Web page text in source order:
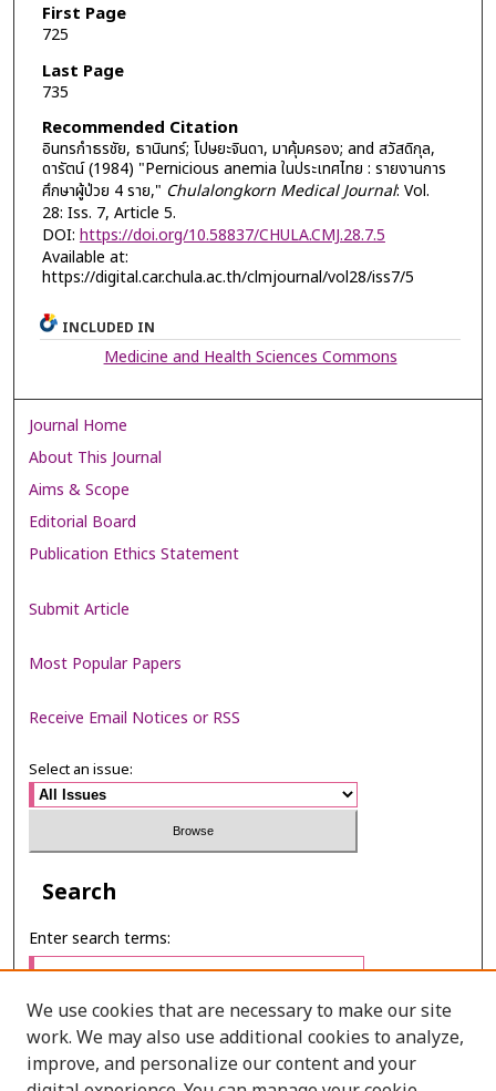
First Page
725
Last Page
735
Recommended Citation
อินทรกำธรชัย, ธานินทร์; โปษยะจินดา, มาคุ้มครอง; and สวัสดิกุล,
ดารัตน์ (1984) "Pernicious anemia ในประเทศไทย : รายงานการ
ศึกษาผู้ป่วย 4 ราย," Chulalongkorn Medical Journal: Vol.
28: Iss. 7, Article 5.
DOI: https://doi.org/10.58837/CHULA.CMJ.28.7.5
Available at:
https://digital.car.chula.ac.th/clmjournal/vol28/iss7/5
INCLUDED IN
Medicine and Health Sciences Commons
Journal Home
About This Journal
Aims & Scope
Editorial Board
Publication Ethics Statement
Submit Article
Most Popular Papers
Receive Email Notices or RSS
Select an issue:
Search
Enter search terms:
Select context to search:
We use cookies that are necessary to make our site
work. We may also use additional cookies to analyze,
improve, and personalize our content and your